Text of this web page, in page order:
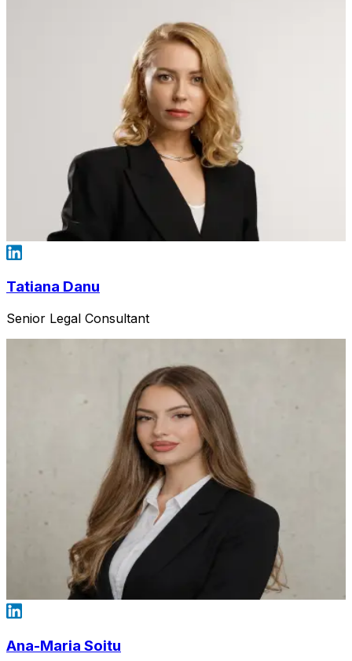
Tatiana Danu
Senior Legal Consultant
Ana-Maria Soitu